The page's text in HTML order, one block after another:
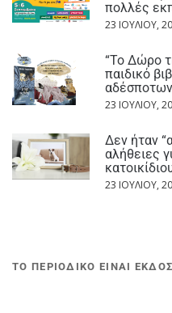
πολλές
23 ΙΟΥΛΊΟΥ,
“Το Δώρο
παιδικό
αδέσποτων
23 ΙΟΥΛΊΟΥ,
Δεν ήταν
αλήθειες
23 ΙΟΥΛΊΟΥ,
ΤΟ ΠΕΡΙΟΔΙΚΟ ΕΙΝΑΙ